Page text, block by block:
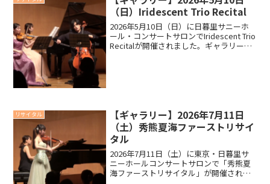
（日）Iridescent Trio Recital
2026年5月10日（日）に日暮里サニーホ
ール・コンサートサロンでIridescent Trio
Recitalが開催されました。ギャラリーメ
リサイタル
【ギャラリー】2026年7月11日
（土）秀熊夏海ファーストリサイ
タル
2026年7月11日（土）に東京・日暮里サ
ニーホールコンサートサロンで「秀熊夏
海ファーストリサイタル」が開催されま